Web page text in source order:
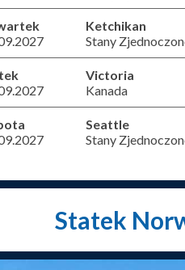
Ketchikan
Stany
Victoria
Kanada
Seattle
Stany
Statek